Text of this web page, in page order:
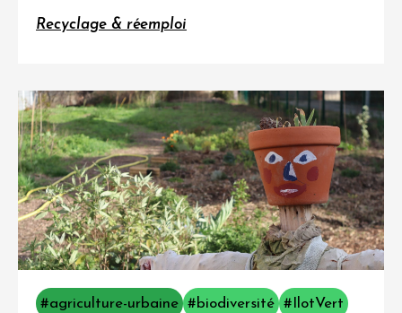
Recyclage & réemploi
#agriculture-urbaine #biodiversité #IlotVert